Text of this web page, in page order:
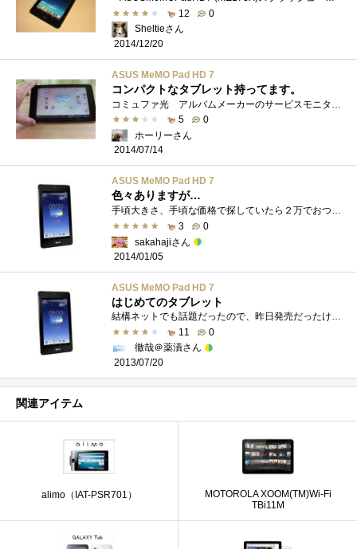
12
0
Sheltieさん
2014/12/20
ASUS MeMO Pad HD 7
コンパクトなタブレット持ってます。
5
0
ホーリーさん
2014/07/14
ASUS MeMO Pad HD 7
色々ありますが…
手頃大きさ、手頃な価格で探していたら２万でおつりがくるタブレットが！しかもクワッドコアで動きもサクサク！店頭で見て気になり、2度目に�...
3
0
sakahajiさん
2014/01/05
ASUS MeMO Pad HD 7
はじめてのタブレット
結構ネットでも話題だったので、昨日発売だったけどもうIYHerに刈られてるかな？と思ったら、 「ｻﾞｲｺﾏﾀﾞｱﾘﾏｽ」との店員の悪魔のさ...
11
0
徹哉＠薬漬さん
2013/07/20
関連アイテム
alimo（IAT-PSR701）
MOTOROLA XOOM(TM)Wi-Fi
TBi11M